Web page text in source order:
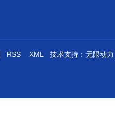
RSS XML 技术支持： 无限动力